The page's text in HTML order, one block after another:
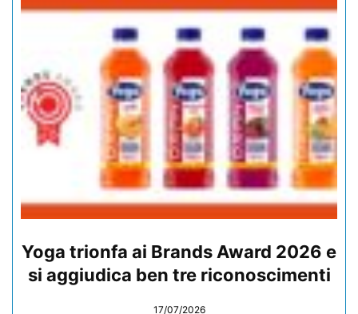
Yoga trionfa ai Brands Award 2026 e
si aggiudica ben tre riconoscimenti
17/07/2026